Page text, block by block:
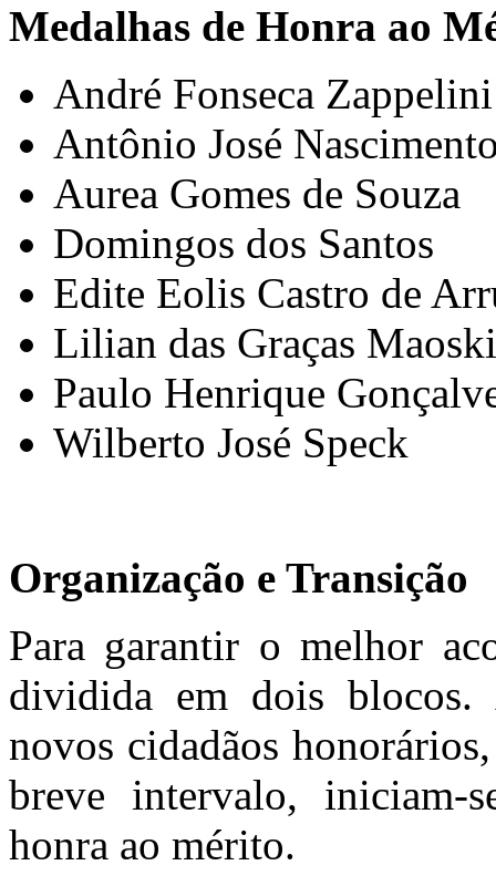
Medalhas de Honra ao
André Fonseca
Antônio José
Aurea Gomes de Souza
Domingos dos Santos
Edite Eolis Castro de
Lilian das Graças
Paulo Henrique
Wilberto José Speck
Organização e Transição
Para garantir o melhor
dividida em dois blocos.
novos cidadãos
breve intervalo, iniciam-
honra ao mérito.